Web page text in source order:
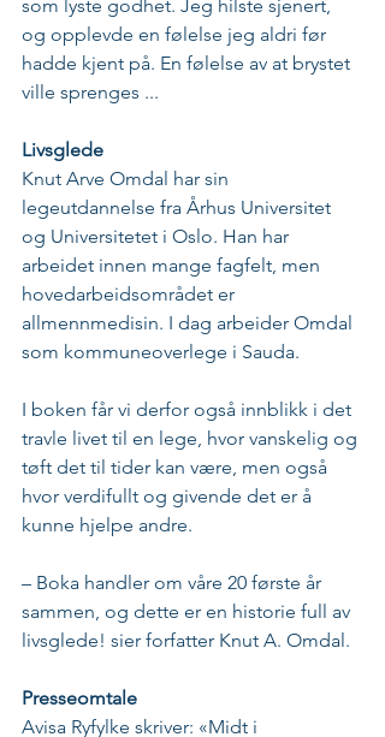
som lyste godhet. Jeg hilste sjenert,
og opplevde en følelse jeg aldri før
hadde kjent på. En følelse av at brystet
ville sprenges ...
Livsglede
Knut Arve Omdal har sin
legeutdannelse fra Århus Universitet
og Universitetet i Oslo. Han har
arbeidet innen mange fagfelt, men
hovedarbeidsområdet er
allmennmedisin. I dag arbeider Omdal
som kommuneoverlege i Sauda.
I boken får vi derfor også innblikk i det
travle livet til en lege, hvor vanskelig og
tøft det til tider kan være, men også
hvor verdifullt og givende det er å
kunne hjelpe andre.
– Boka handler om våre 20 første år
sammen, og dette er en historie full av
livsglede! sier forfatter Knut A. Omdal.
Presseomtale
Avisa Ryfylke skriver: «Midt i